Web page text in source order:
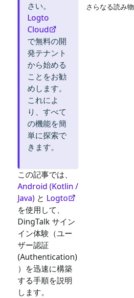
さい。
Logto
Cloud
で無料の開
発テナント
から始める
ことをお勧
めします。
これによ
り、すべて
の機能を簡
単に探索で
きます。
この記事では、
Android (Kotlin /
Java) と Logto
を使用して、
DingTalkサイン
イン体験（ユー
ザー認証
(Authentication)
）を迅速に構築
する手順を説明
します。
さらなる読み物